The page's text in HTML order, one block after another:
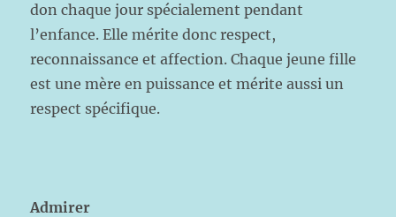
don chaque jour spécialement pendant
l’enfance. Elle mérite donc respect,
reconnaissance et affection. Chaque jeune fille
est une mère en puissance et mérite aussi un
respect spécifique.
Admirer